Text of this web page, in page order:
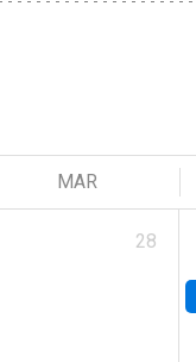
MAR
28